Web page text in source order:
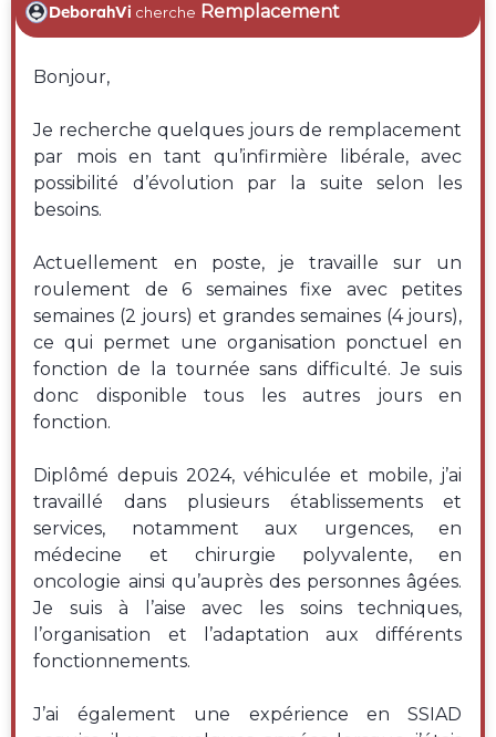
DeborahVi cherche Remplacement
Bonjour,
Je recherche quelques jours de remplacement
par mois en tant qu’infirmière libérale, avec
possibilité d’évolution par la suite selon les
besoins.
Actuellement en poste, je travaille sur un
roulement de 6 semaines fixe avec petites
semaines (2 jours) et grandes semaines (4 jours),
ce qui permet une organisation ponctuel en
fonction de la tournée sans difficulté. Je suis
donc disponible tous les autres jours en
fonction.
Diplômé depuis 2024, véhiculée et mobile, j’ai
travaillé dans plusieurs établissements et
services, notamment aux urgences, en
médecine et chirurgie polyvalente, en
oncologie ainsi qu’auprès des personnes âgées.
Je suis à l’aise avec les soins techniques,
l’organisation et l’adaptation aux différents
fonctionnements.
J’ai également une expérience en SSIAD